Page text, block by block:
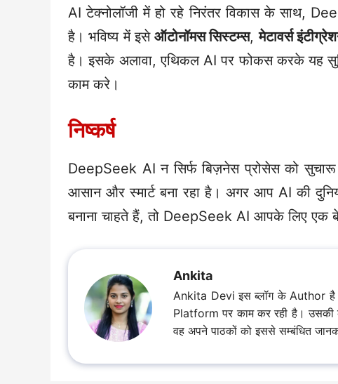
AI टेक्नोलॉजी में हो रहे निरंतर विकास के साथ,
है। भविष्य में इसे ऑटोनॉमस सिस्टम्स,मेटावर्स
है। इसके अलावा, एथिकल AI पर फोकस करके यह
काम करे।
निष्कर्ष
DeepSeek AI न सिर्फ बिज़नेस प्रोसेस को सुचारू
आसान और स्मार्ट बना रहा है। अगर आप AI की
बनाना चाहते हैं, तो DeepSeek AI आपके लिए एक
Ankita
Ankita Devi इस ब्लॉग के Author
Platform पर काम कर रही है। उसकी
वह अपने पाठकों को इससे सम्बंधित